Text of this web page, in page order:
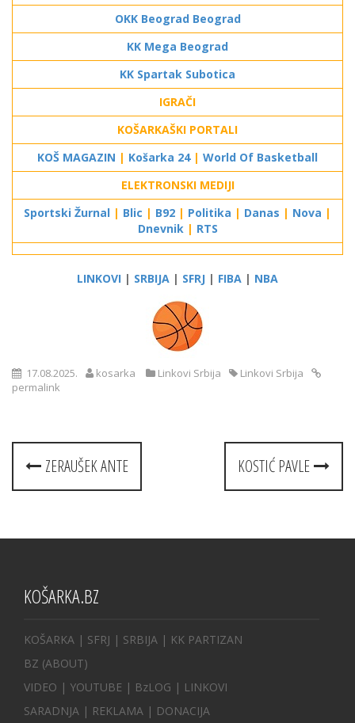
OKK Beograd Beograd
KK Mega Beograd
KK Spartak Subotica
IGRAČI
KOŠARKAŠKI PORTALI
KOŠ MAGAZIN | Košarka 24| World Of Basketball
ELEKTRONSKI MEDIJI
Sportski Žurnal | Blic | B92 | Politika | Danas | Nova |
Dnevnik | RTS
LINKOVI | SRBIJA | SFRJ | FIBA | NBA
17.08.2025. kosarka Linkovi Srbija
Linkovi Srbija
permalink
Post
navigation
ZERAUŠEK ANTE KOSTIĆ PAVLE
KOŠARKA.BZ
KOŠARKA | SFRJ | SRBIJA | KK PARTIZAN
BZ (ABOUT)
VIDEO | YOUTUBE | BzLOG | LINKOVI
SARADNJA | REKLAMA | DONACIJA